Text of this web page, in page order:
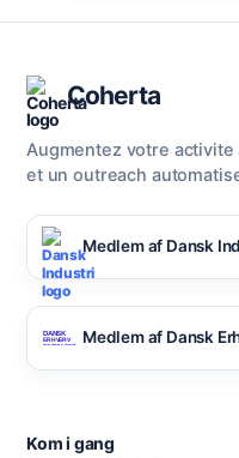
Coherta
Augmentez votre
et un outreach
Medlem af Dansk
Medlem af Dansk
Kom i gang